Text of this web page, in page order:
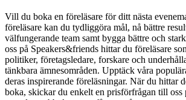
Vill du boka en föreläsare för ditt nästa
föreläsare kan du tydliggöra mål, nå bättre
välfungerande team samt bygga bättre och
oss på Speakers&friends hittar du föreläsare
politiker, företagsledare, forskare och
tänkbara ämnesområden. Upptäck våra
deras inspirerande föreläsningar. När du hittar
boka, skickar du enkelt en prisförfrågan till oss